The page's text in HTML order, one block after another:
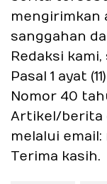
mengirimkan
sanggahan
Redaksi
Pasal 1 ayat
Nomor 40
Artikel/berita
melalui email:
Terima kasih.